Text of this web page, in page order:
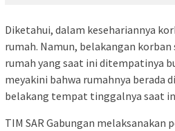
Diketahui, dalam kesehariannya
rumah. Namun, belakangan
rumah yang saat ini ditempatinya
meyakini bahwa rumahnya berada
belakang tempat tinggalnya saat
TIM SAR Gabungan melaksanakan